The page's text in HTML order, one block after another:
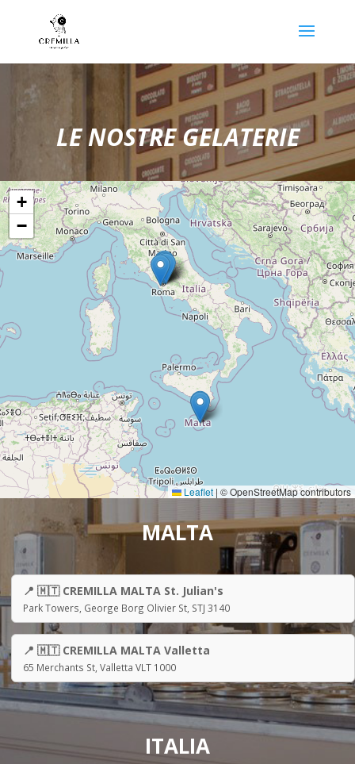
LE NOSTRE GELATERIE
+
−
Leaflet | © OpenStreetMap contributors
MALTA
📍 🇲🇹 CREMILLA MALTA St. Julian's
Park Towers, George Borg Olivier St, STJ 3140
📍 🇲🇹 CREMILLA MALTA Valletta
65 Merchants St, Valletta VLT 1000
ITALIA